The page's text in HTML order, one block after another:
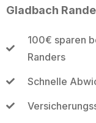
Gladbach
100€ sparen
Randers
Schnelle